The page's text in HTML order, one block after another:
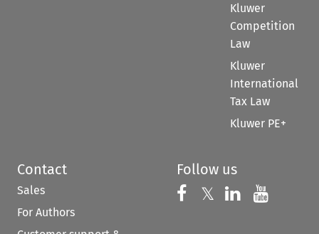
Kluwer
Competition
Law
Kluwer
International
Tax Law
Kluwer PE+
Contact
Sales
For Authors
Follow us
Follow us on
𝕏 Follow us on
Follow us